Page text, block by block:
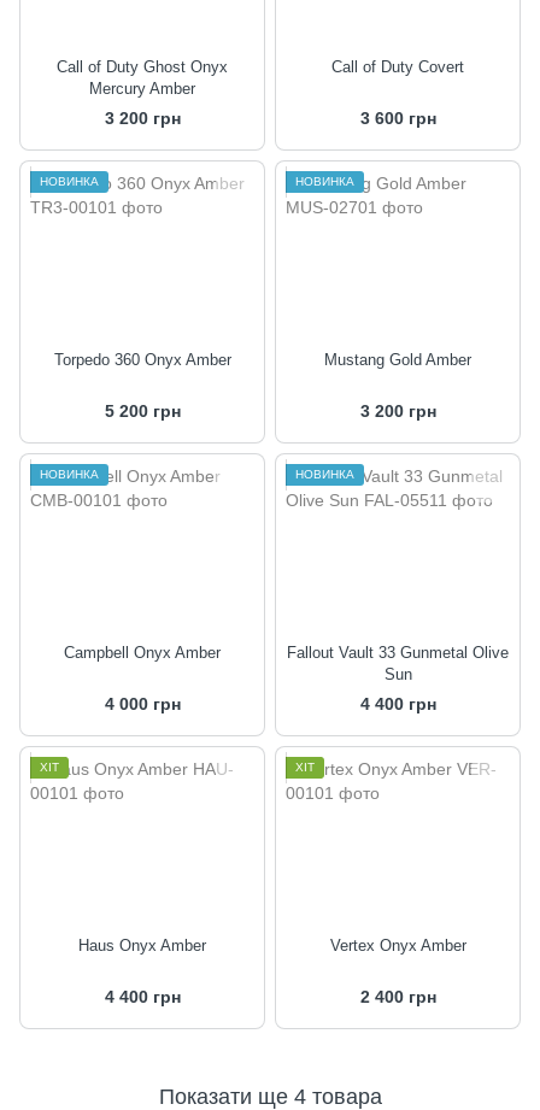
Call of Duty Ghost Onyx
Mercury Amber
3 200 грн
Call of Duty Covert
3 600 грн
НОВИНКА
Torpedo 360 Onyx Amber
5 200 грн
НОВИНКА
Mustang Gold Amber
3 200 грн
НОВИНКА
Campbell Onyx Amber
4 000 грн
НОВИНКА
Fallout Vault 33 Gunmetal Olive
Sun
4 400 грн
ХІТ
Haus Onyx Amber
4 400 грн
ХІТ
Vertex Onyx Amber
2 400 грн
Показати ще 4 товара